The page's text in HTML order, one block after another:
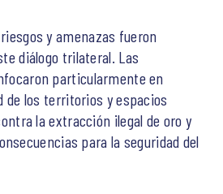
y amenazas fueron
diálogo trilateral. Las
particularmente en
de los territorios y espacios
la extracción ilegal de oro y
para la seguridad del